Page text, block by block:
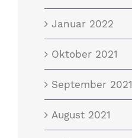
Januar 2022
Oktober 2021
September 2021
August 2021